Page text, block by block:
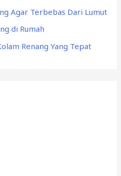
Agar Terbebas Dari Lumut
di Rumah
Renang Yang Tepat